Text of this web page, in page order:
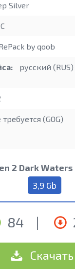
Silver
by qoob
русский
требуется (GOG)
2 Dark Waters
3,9 Gb
84 |
Скачать